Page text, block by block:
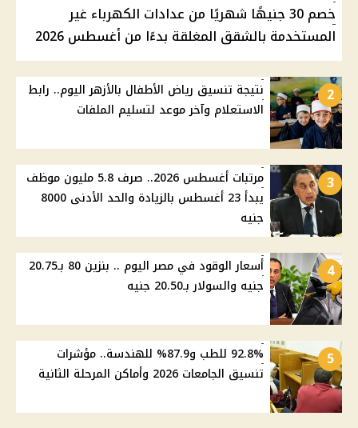
خصم 30 جنيهًا شهريًا من عدادات الكهرباء غير
المستخدمة بالشقق المغلقة بدءًا من أغسطس 2026
2
نتيجة تنسيق رياض الأطفال بالأزهر اليوم.. رابط
الاستعلام وآخر موعد لتسليم الملفات
3
مرتبات أغسطس 2026.. صرف 5.8 مليون موظف
يبدأ 23 أغسطس بالزيادة والحد الأدنى 8000
جنيه
4
أسعار الوقود في مصر اليوم .. بنزين 80 بـ20.75
جنيه والسولار بـ20.50 جنيه
5
92.8% للطب و87.9% للهندسة.. مؤشرات
تنسيق الجامعات 2026 وأماكن المرحلة الثانية